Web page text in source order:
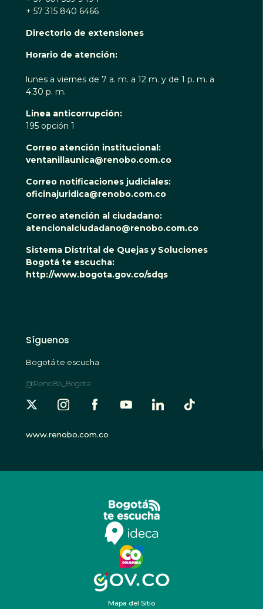
+ 57 315 840 6466
Directorio de extensiones
Horario de atención:
lunes a viernes de 7 a. m. a 12 m. y de 1 p. m. a
4:30 p. m.
Linea anticorrupción:
195 opción 1
Correo atención institucional:
ventanillaunica@renobo.com.co
Correo notificaciones judiciales:
oficinajuridica@renobo.com.co
Correo atención al ciudadano:
atencionalciudadano@renobo.com.co
Sistema Distrital de Quejas y Soluciones
Bogotá te escucha:
http://www.bogota.gov.co/sdqs
Síguenos
Bogotá te escucha
@RenoBo_Bogota
www.renobo.com.co
Mapa del Sitio